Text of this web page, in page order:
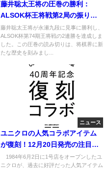
藤井聡太王将の圧巻の勝利：
ALSOK杯王将戦第2局の振り返
り
藤井聡太王将が永瀬九段に見事に勝利し、
ALSOK杯第74期王将戦の2連勝を達成しま
した。この圧巻の読み切りは、将棋界に新
たな歴史を刻みまし...
ニュース
ユニクロの人気コラボアイテム
が復刻！12月20日発売の注目ポ
イント
1984年6月2日に1号店をオープンしたユ
ニクロが、過去に好評だった人気アイテム